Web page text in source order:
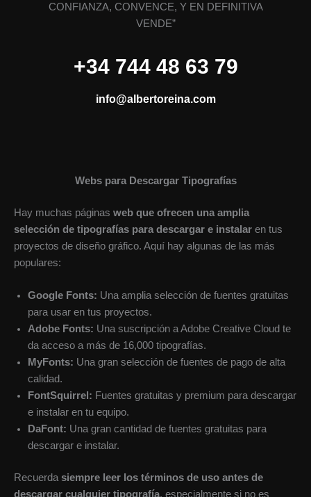
CONFIANZA, CONVENCE, Y EN DEFINITIVA
VENDE”
+34 744 48 63 79
info@albertoreina.com
Webs para Descargar Tipografías
Hay muchas páginas web que ofrecen una amplia
selección de tipografías para descargar e instalar en tus
proyectos de diseño gráfico. Aquí hay algunas de las más
populares:
Google Fonts: Una amplia selección de fuentes gratuitas
para usar en tus proyectos.
Adobe Fonts: Una suscripción a Adobe Creative Cloud te
da acceso a más de 16,000 tipografías.
MyFonts: Una gran selección de fuentes de pago de alta
calidad.
FontSquirrel: Fuentes gratuitas y premium para descargar
e instalar en tu equipo.
DaFont: Una gran cantidad de fuentes gratuitas para
descargar e instalar.
Recuerdasiempre leer los términos de uso antes de
descargar cualquier tipografía, especialmente si no es